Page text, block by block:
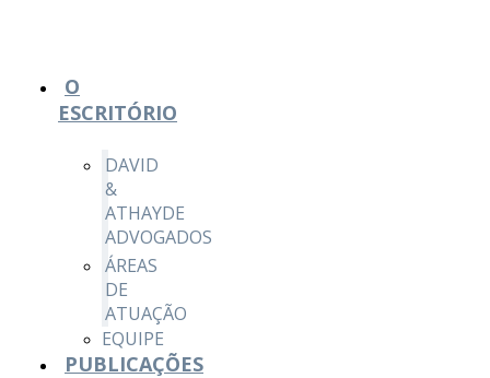
O
ESCRITÓRIO
DAVID
&
ATHAYDE
ADVOGADOS
ÁREAS
DE
ATUAÇÃO
EQUIPE
PUBLICAÇÕES